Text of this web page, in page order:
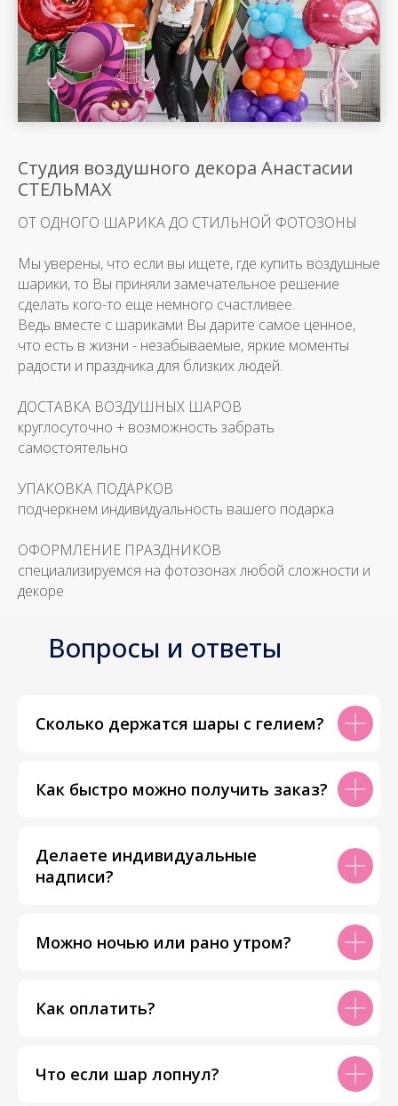
Студия воздушного декора Анастасии
СТЕЛЬМАХ
ОТ ОДНОГО ШАРИКА ДО СТИЛЬНОЙ ФОТОЗОНЫ
Мы уверены, что если вы ищете, где купить воздушные
шарики, то Вы приняли замечательное решение
сделать кого-то еще немного счастливее.
Ведь вместе с шариками Вы дарите самое ценное,
что есть в жизни - незабываемые, яркие моменты
радости и праздника для близких людей.
ДОСТАВКА ВОЗДУШНЫХ ШАРОВ
круглосуточно + возможность забрать
самостоятельно
УПАКОВКА ПОДАРКОВ
подчеркнем индивидуальность вашего подарка
ОФОРМЛЕНИЕ ПРАЗДНИКОВ
специализируемся на фотозонах любой сложности и
декоре
Вопросы и ответы
Сколько держатся шары с гелием?
Как быстро можно получить заказ?
Делаете индивидуальные
надписи?
Можно ночью или рано утром?
Как оплатить?
Что если шар лопнул?